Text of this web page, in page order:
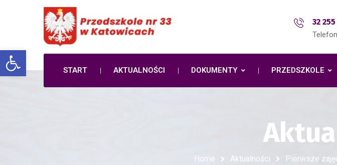
Open toolbar
32 255
START AKTUALNOŚCI DOKUMENTY PRZEDSZKOLE
Home Aktualności Pierwsze